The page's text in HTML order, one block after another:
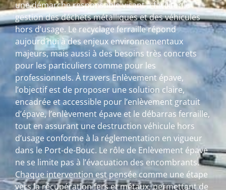
une démarche responsable visant à faciliter la
gestion des déchets métalliques et des véhicules
hors d’usage. Le recyclage ferraille répond
aujourd’hui à des enjeux environnementaux
majeurs, mais aussi à des besoins très concrets
pour les particuliers comme pour les
professionnels. À travers Enlèvement épave,
l’objectif est de proposer une solution claire,
encadrée et accessible pour l’enlèvement gratuit
d’épave, l’enlèvement épave et le débarras ferraille,
tout en assurant une destruction véhicule hors
d’usage conforme à la réglementation en vigueur
dans le Port-de-Bouc. Le rôle de Enlèvement épave
ne se limite pas à l’évacuation des encombrants.
Chaque intervention est pensée comme une étape
vers la récupération fers et métaux, permettant de